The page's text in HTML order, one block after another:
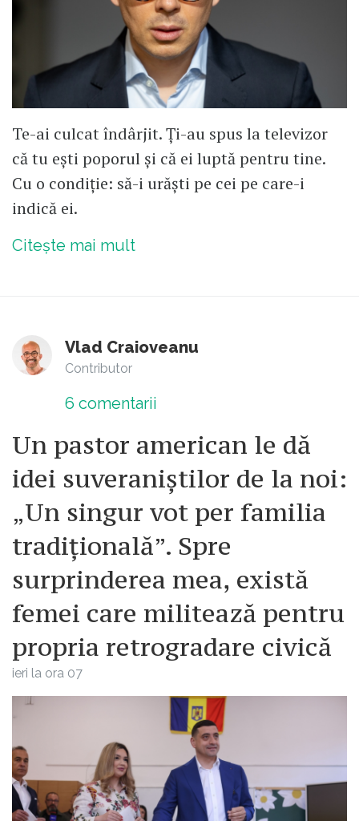
Te-ai culcat îndârjit. Ți-au spus la televizor
că tu ești poporul și că ei luptă pentru tine.
Cu o condiție: să-i urăști pe cei pe care-i
indică ei.
Citește mai mult
Vlad Craioveanu
Contributor
6 comentarii
Un pastor american le dă
idei suveraniștilor de la noi:
„Un singur vot per familia
tradițională”. Spre
surprinderea mea, există
femei care militează pentru
propria retrogradare civică
ieri la ora 07